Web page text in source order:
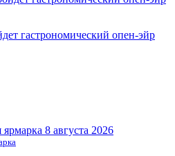
гастрономический опен-эйр
8 августа 2026